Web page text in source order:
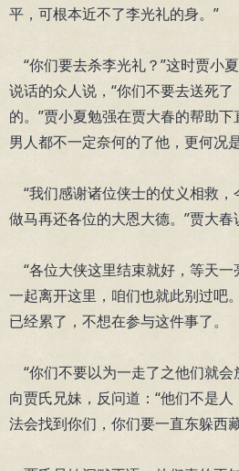
平，可根本近不了李光礼的身。”
“你们要去杀李光礼？”这时贾小
说话的众人说，“你们不要去送死
的。”贾小夏勉强在贾大春的帮助
男人都不一定奈何的了他，更何况
“我们感谢诸位侠士的仗义相救
做马再还各位的大恩大德。”贾大春
“各位大侠这里结束就好，等天
一起离开这里，咱们也就此别过吧
已经累了，不想在参与这件事了。
“你们不要以为一走了之他们就会
向贾氏兄妹，反问道：“他们不是
法会找到你们，你们要一直东躲西